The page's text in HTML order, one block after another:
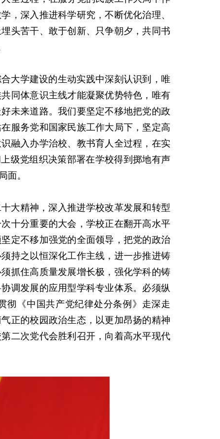
，深入推进科学研究，不断优化治理、
头苦干、敢于创新、只争朝夕，共同书
大学建设的生动实践中深刻认识到，唯
同体意识主线才能凝聚优势特色，唯有
未来道路。我们要坚定不移地把党的政
服务党和国家民族工作大局下，坚定高
融入办学治校、教书育人全过程，在实
级党组织决策部署在学校得到掷地有声
面。
大精神，深入推进学校改革发展和转型
十分重要的大会，学校正在翻开高水平
定不移加强党的全面领导，把党的政治
持之以恒深化工作主线，进一步推进铸
抓住高质量发展增长极，强化学科的铸
调发展的应用型学科专业体系。必须纵
彻《中国共产党纪律处分条例》走深走
正的校园政治生态，以更加昂扬的精神
二次党代会胜利召开，向着高水平现代